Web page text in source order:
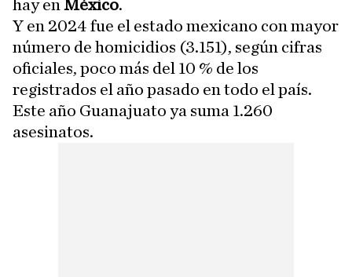
hay en México.
Y en 2024 fue el estado mexicano con mayor
número de homicidios (3.151), según cifras
oficiales, poco más del 10 % de los
registrados el año pasado en todo el país.
Este año Guanajuato ya suma 1.260
asesinatos.